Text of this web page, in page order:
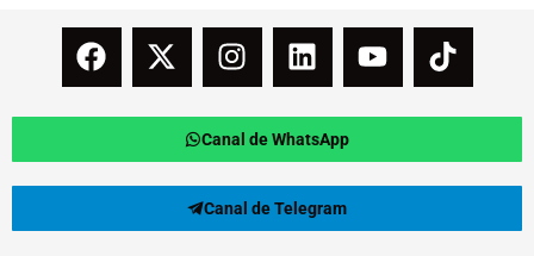
Canal de WhatsApp
Canal de Telegram